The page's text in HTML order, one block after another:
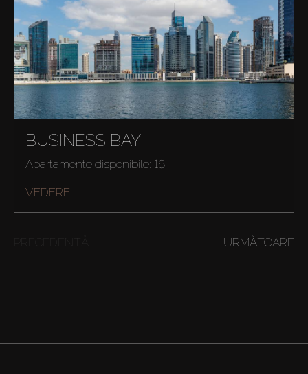
BUSINESS BAY
Apartamente disponibile: 16
VEDERE
URMĂTOARE